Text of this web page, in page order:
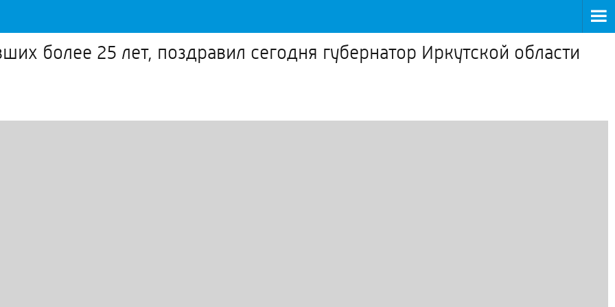
более 25 лет, поздравил сегодня губернатор Иркутской области